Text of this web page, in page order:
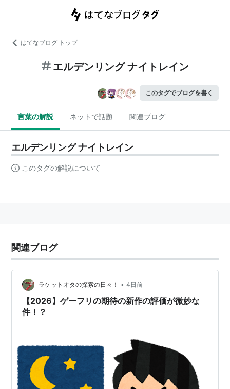
はてなブログ トップ
エルデンリング ナイトレイン
このタグでブログを書く
言葉の解説 ネットで話題 関連ブログ
エルデンリング ナイトレイン
このタグの解説について
関連ブログ
ラケットオタの探索の日々！ • 4日前
【2026】ゲーフリの期待の新作の評価が微妙な
件！？